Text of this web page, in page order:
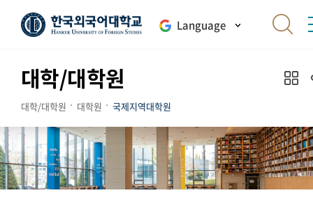
Language
대학/대학원
대학/대학원 대학원 국제지역대학원